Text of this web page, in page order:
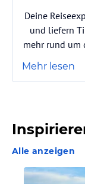
Deine
und liefern
mehr rund um
Mehr lesen
Alle anzeigen